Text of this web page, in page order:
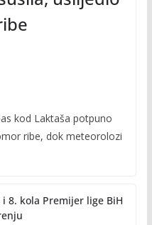
kod Laktaša potpuno
ribe, dok meteorolozi
i 8. kola Premijer lige BiH